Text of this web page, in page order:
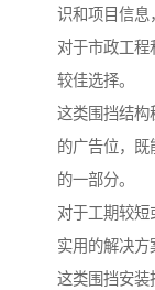
识和项目信息
对于市政工
较佳选择。
这类围挡结构
的广告位，
的一部分。
对于工期较
实用的解决方
这类围挡安装